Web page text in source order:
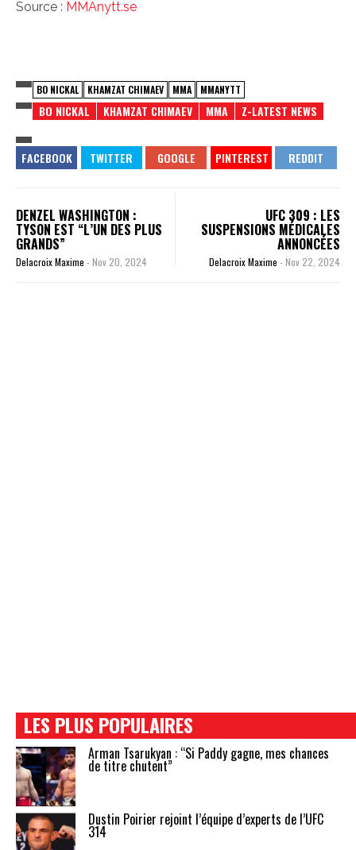
Source : MMAnytt.se
BO NICKAL KHAMZAT CHIMAEV MMA MMANYTT
BO NICKAL KHAMZAT CHIMAEV MMA Z-LATEST NEWS
DENZEL WASHINGTON :
TYSON EST “L’UN DES PLUS
GRANDS”
Delacroix Maxime - Nov 20, 2024
UFC 309 : LES
SUSPENSIONS MÉDICALES
ANNONCÉES
Delacroix Maxime - Nov 22, 2024
LES PLUS POPULAIRES
Arman Tsarukyan : “Si Paddy gagne, mes chances
de titre chutent”
Dustin Poirier rejoint l’équipe d’experts de l’UFC
314